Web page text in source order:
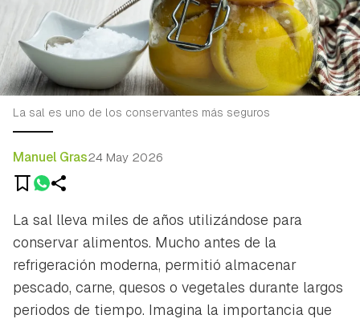
La sal es uno de los conservantes más seguros
Manuel Gras24 May 2026
La sal lleva miles de años utilizándose para
conservar alimentos. Mucho antes de la
refrigeración moderna, permitió almacenar
pescado, carne, quesos o vegetales durante largos
periodos de tiempo. Imagina la importancia que